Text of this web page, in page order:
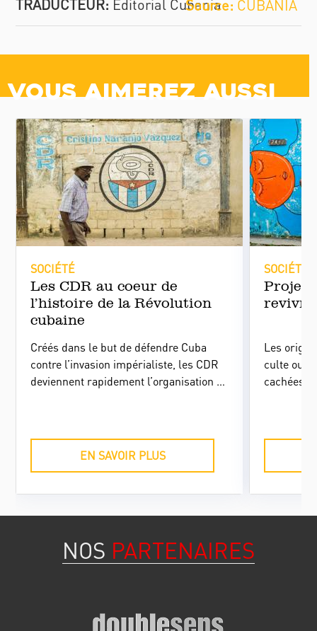
TRADUCTEUR: Editorial Cubania CUBANÍA
Vous aimerez aussi
SOCIÉTÉ
Les CDR au coeur de
l’histoire de la Révolution
cubaine
Créés dans le but de défendre Cuba
contre l’invasion impérialiste, les CDR
deviennent rapidement l’organisation de
l’image d’une Révolution qui se
EN SAVOIR PLUS
SOCIÉTÉ
Projet
Les
culte
cachées,
potentiel.
NOS PARTENAIRES